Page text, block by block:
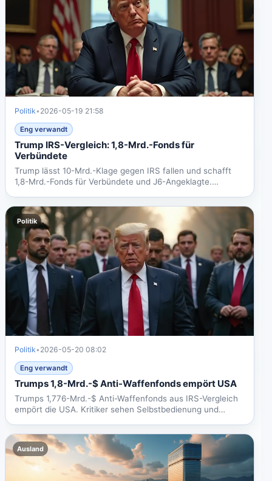
Politik• 2026-05-19 21:58
Eng verwandt
Trump IRS-Vergleich: 1,8-Mrd.-Fonds für
Verbündete
Trump lässt 10-Mrd.-Klage gegen IRS fallen und schafft
1,8-Mrd.-Fonds für Verbündete und J6-Angeklagte.
Politik
Politik• 2026-05-20 08:02
Eng verwandt
Trumps 1,8-Mrd.-$ Anti-Waffenfonds empört USA
Trumps 1,776-Mrd.-$ Anti-Waffenfonds aus IRS-Vergleich
empört die USA. Kritiker sehen Selbstbedienung und
Ausland